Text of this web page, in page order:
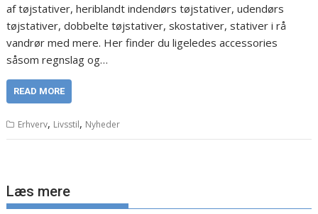
af tøjstativer, heriblandt indendørs tøjstativer, udendørs
tøjstativer, dobbelte tøjstativer, skostativer, stativer i rå
vandrør med mere. Her finder du ligeledes accessories
såsom regnslag og…
READ MORE
Erhverv, Livsstil, Nyheder
Læs mere